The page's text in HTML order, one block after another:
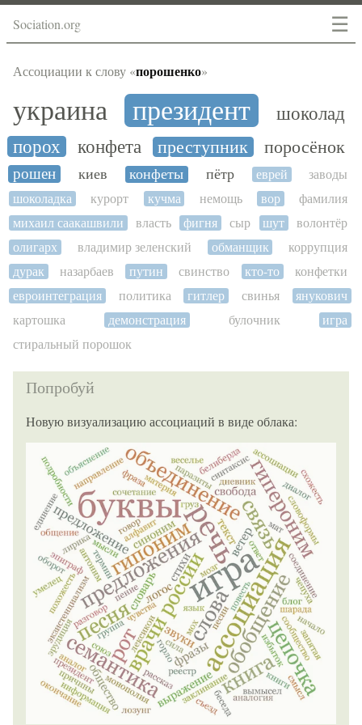
☰
Sociation.org
Ассоциации к слову «порошенко»
украина президент
шоколад
порох
конфета преступник поросёнок
рошен киев конфеты пётр еврей
заводы
шоколадка
курорт кучма немощь вор
фамилия
михаил саакашвили
власть фигня сыр шут
волонтёр
олигарх
владимир зеленский обманщик
коррупция
дурак
назарбаев путин свинство кто-то
конфетки
евроинтеграция
политика гитлер свинья
янукович
картошка
демонстрация булочник
игра
стиральный порошок
Попробуй
Новую визуализацию ассоциаций в виде облака: